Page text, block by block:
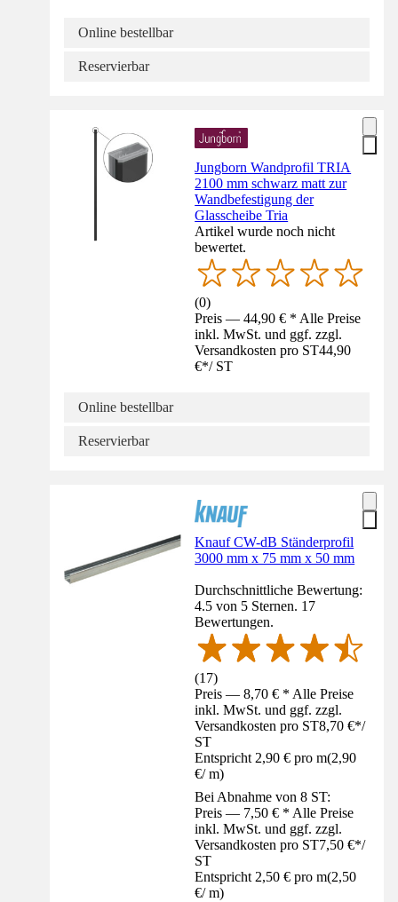
Online bestellbar
Reservierbar
Jungborn Wandprofil TRIA
2100 mm schwarz matt zur
Wandbefestigung der
Glasscheibe Tria
Artikel wurde noch nicht
bewertet.
(0)
Preis — 44,90 € * Alle Preise
inkl. MwSt. und ggf. zzgl.
Versandkosten pro ST44,90
€*/ ST
Online bestellbar
Reservierbar
Knauf CW-dB Ständerprofil
3000 mm x 75 mm x 50 mm
Durchschnittliche Bewertung:
4.5 von 5 Sternen. 17
Bewertungen.
(17)
Preis — 8,70 € * Alle Preise
inkl. MwSt. und ggf. zzgl.
Versandkosten pro ST8,70 €*/
ST
Entspricht 2,90 € pro m(2,90
€/ m)
Bei Abnahme von 8 ST:
Preis — 7,50 € * Alle Preise
inkl. MwSt. und ggf. zzgl.
Versandkosten pro ST7,50 €*/
ST
Entspricht 2,50 € pro m(2,50
€/ m)